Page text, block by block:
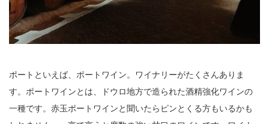
ポートといえば、ポートワイン。ワイナリーがたくさんありま
す。ポートワインとは、ドウロ地方で造られた酒精強化ワインの
一種です。赤玉ポートワインと聞いたらピンとくる方もいるかも